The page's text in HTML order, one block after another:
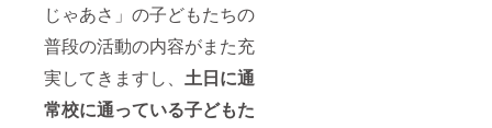
じゃあさ」の子どもたちの
普段の活動の内容がまた充
実してきますし、 土日に通
常校に通っている子どもた